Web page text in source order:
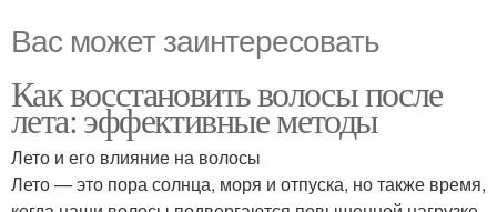
Вас может заинтересовать
Как восстановить волосы после
лета: эффективные методы
Лето и его влияние на волосы
Лето — это пора солнца, моря и отпуска, но также время,